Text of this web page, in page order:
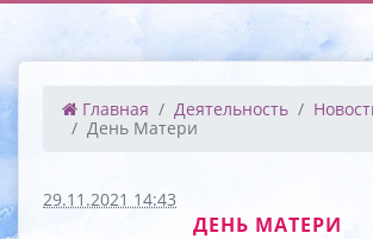
Главная Деятельность
День Матери
29.11.2021 14:43
ДЕНЬ МАТЕРИ